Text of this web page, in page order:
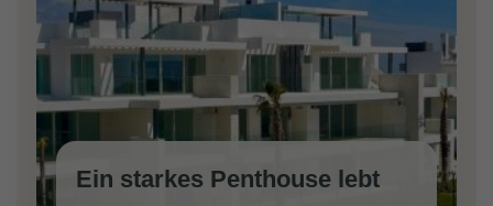
Ein starkes Penthouse lebt